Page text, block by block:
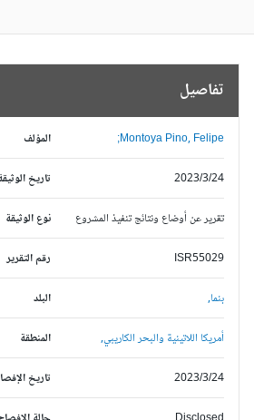
تفاصيل
المؤلف Montoya Pino, Felipe;
تاريخ الوثيقة 2023/3/24
نوع الوثيقة تقرير عن أوضاع ونتائج تنفيذ المشروع
رقم التقرير ISR55029
البلد بنما,
المنطقة أمريكا اللاتينية والبحر الكاريبي,
تاريخ الإفصاح 2023/3/24